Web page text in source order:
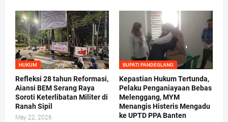
HUKUM
Refleksi 28 tahun Reformasi,
Aiansi BEM Serang Raya
Soroti Keterlibatan Militer di
Ranah Sipil
May 22, 2026
BUPATI PANDEGLANG
Kepastian Hukum Tertunda,
Pelaku Penganiayaan Bebas
Melenggang, MYM
Menangis Histeris Mengadu
ke UPTD PPA Banten